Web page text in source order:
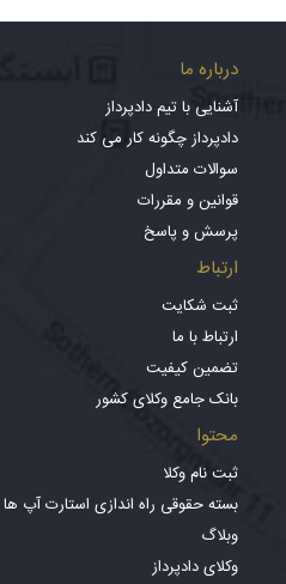
درباره ما
آشنایی با تیم دادپرداز
دادپرداز چگونه کار می کند
سوالات متداول
قوانین و مقررات
پرسش و پاسخ
ارتباط
ثبت شکایت
ارتباط با ما
تضمین کیفیت
بانک جامع وکلای کشور
محتوا
ثبت نام وکلا
بسته حقوقی راه اندازی استارت آپ ها
وبلاگ
وکلای دادپرداز